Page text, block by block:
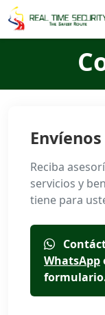
Reciba
servicios y
tiene para
WhatsApp